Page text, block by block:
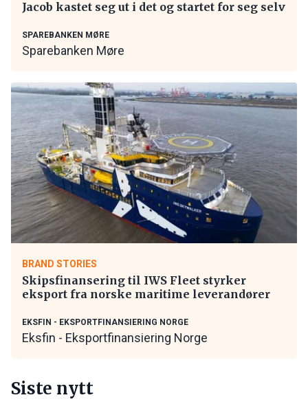
Jacob kastet seg ut i det og startet for seg selv
SPAREBANKEN MØRE
Sparebanken Møre
BRAND STORIES
Skipsfinansering til IWS Fleet styrker
eksport fra norske maritime leverandører
EKSFIN - EKSPORTFINANSIERING NORGE
Eksfin - Eksportfinansiering Norge
Siste nytt